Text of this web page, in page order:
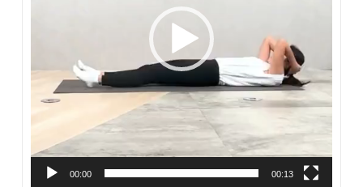
監修者：つむら
ひざつきプランクは、体幹トレーニングの中でも初心者がフ
ォームを学ぶのに適したトレーニングです。腹直筋だけでな
く、腹横筋や骨盤周囲の筋肉も同時に働きます。
ひざをついていても負荷は十分にかかるため、頭からひざま
でを一直線に保つ意識が重要です。腰が反りやすい場合は、
お腹を軽くへこませるように力を入れ、自然な呼吸を続けな
00:00 00:13